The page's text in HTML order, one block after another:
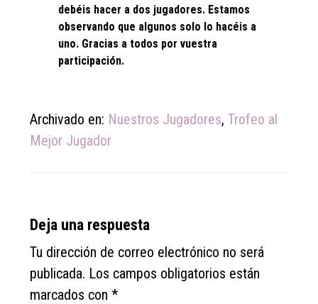
debéis hacer a dos jugadores. Estamos
observando que algunos solo lo hacéis a
uno. Gracias a todos por vuestra
participación.
Archivado en: Nuestros Jugadores,Trofeo al
Mejor Jugador
Reader
Interactions
Deja una respuesta
Tu dirección de correo electrónico no será
publicada. Los campos obligatorios están
marcados con*